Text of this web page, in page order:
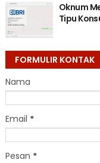
Oknum
Tipu
FORMULIR KONTAK
Nama
Email *
Pesan *